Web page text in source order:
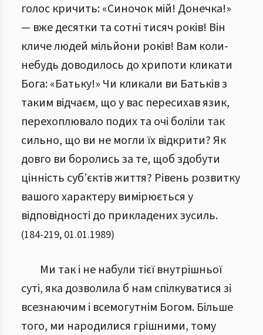
голос кричить: «Синочок мій! Донечка!»
— вже десятки та сотні тисяч років! Він
кличе людей мільйони років! Вам коли-
небудь доводилось до хрипоти кликати
Бога: «Батьку!» Чи кликали ви Батьків з
таким відчаєм, що у вас пересихав язик,
перехоплювало подих та очі боліли так
сильно, що ви не могли їх відкрити? Як
довго ви боролись за те, щоб здобути
цінність суб’єктів життя? Рівень розвитку
вашого характеру вимірюється у
відповідності до прикладених зусиль.
(184-219, 01.01.1989)
Ми так і не набули тієї внутрішньої
суті, яка дозволила б нам спілкуватися зі
всезнаючим і всемогутнім Богом. Більше
того, ми народилися грішними, тому